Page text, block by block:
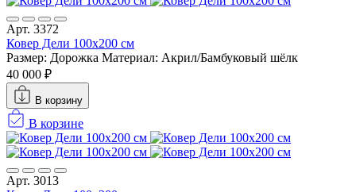
Арт. 3372
Ковер Дели 100х200 см
Размер: Дорожка Материал: Акрил/Бамбуковый шёлк
40 000 ₽
В корзину
В корзине
Арт. 3013